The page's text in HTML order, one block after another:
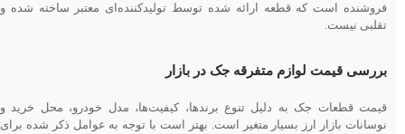
فروشنده است که قطعه ارائه شده توسط تولیدکننده‌ای معتبر ساخته شده و
تقلبی نیست.
بررسی قیمت لوازم متفرقه جک در بازار
قیمت قطعات جک به دلیل تنوع برندها، کیفیت‌ها، مدل خودرو، محل خرید و
نوسانات بازار ارز بسیار متغیر است. بهتر است با توجه به عوامل ذکر شده برای